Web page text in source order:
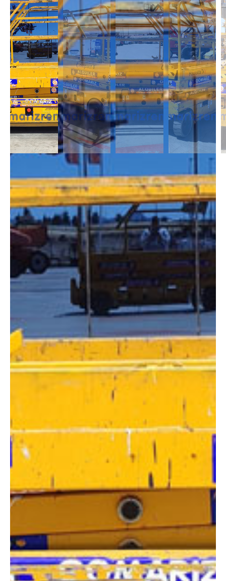
DESCRIPCIÓN
Las Tijeras Eléctricas están diseñadas para trabajar en interior, alcanzan
una altura desde los 5m a los 26,5m. Se caracterizan por llevas ruedas
anti-huellas y plataforma extensible, lo que permite ampliar la zona de
trabajo.
DIMENSIONES
Altura de trabajo:8 m
Alcance lateral:
Altura almacenaje:2.00 m
Longitud:
Anchura:0.81 m
ESPECIFICACIONES TÉCNICAS
Motor:
Eléctrico
Capacidad:
Ver ficha técnica
¿Tienes dudas a la hora de elegir la máquina que
Compara esta y otras máquinas desde el siguiente botón o ponte
en contacto con nosotros para un asesoramiento más personal.
Comparar